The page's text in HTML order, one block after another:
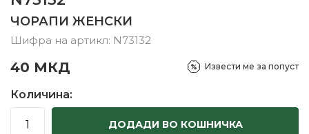
ЧОРАПИ ЖЕНСКИ
Шифра на артикл: N73132
40 МКД Извести ме за попуст
Количина:
ДОДАДИ ВО КОШНИЧКА